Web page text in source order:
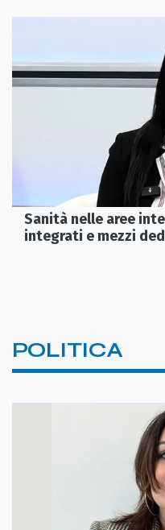
Sanità nelle aree
integrati e mezzi
POLITICA